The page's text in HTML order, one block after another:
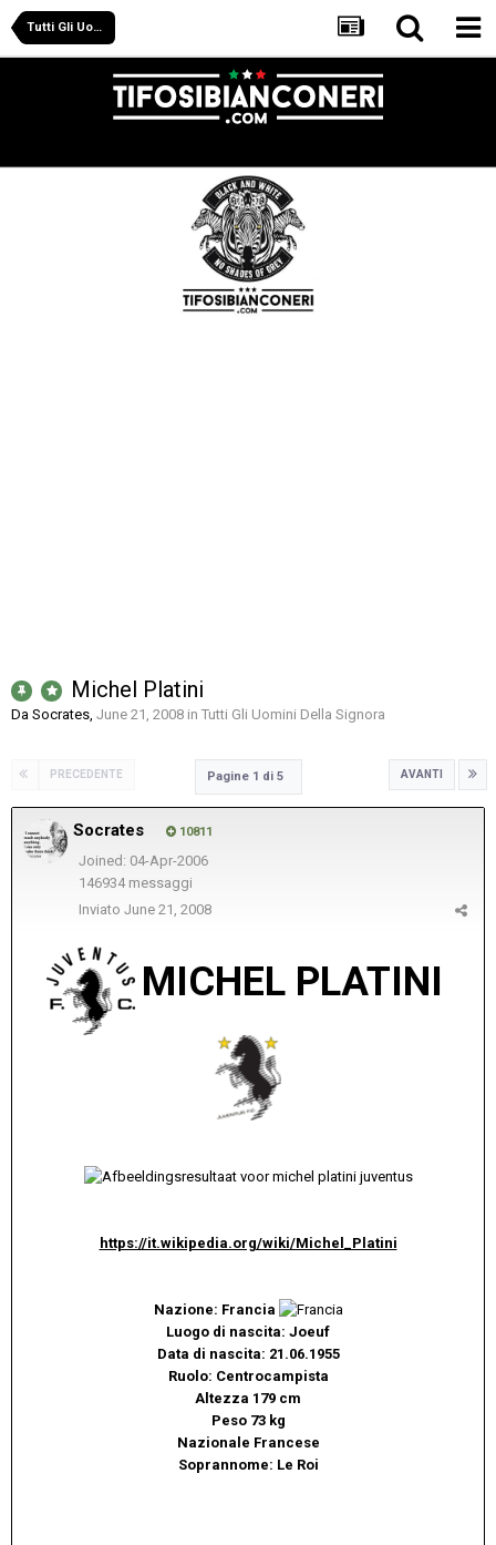
Tutti Gli Uomini Della Signora
Michel Platini
Da Socrates, June 21, 2008 in Tutti Gli Uomini Della Signora
PRECEDENTE AVANTI
Pagine 1 di 5
Socrates 10811
Joined: 04-Apr-2006
146934 messaggi
Inviato June 21, 2008
MICHEL PLATINI
https://it.wikipedia.org/wiki/Michel_Platini
Nazione: Francia
Luogo di nascita: Joeuf
Data di nascita: 21.06.1955
Ruolo: Centrocampista
Altezza 179 cm
Peso 73 kg
Nazionale Francese
Soprannome: Le Roi